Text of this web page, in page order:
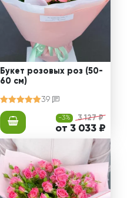
Букет розовых роз (50-
60 см)
39
-3% 3 127 ₽
от 3 033 ₽